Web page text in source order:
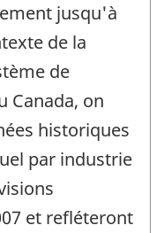
jusqu'à
de la
de
Canada, on
historiques
par industrie
et refléteront